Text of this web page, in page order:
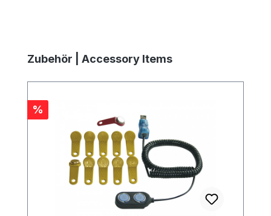
Produktgalerie überspringen
Zubehör | Accessory Items
Rabatt
%